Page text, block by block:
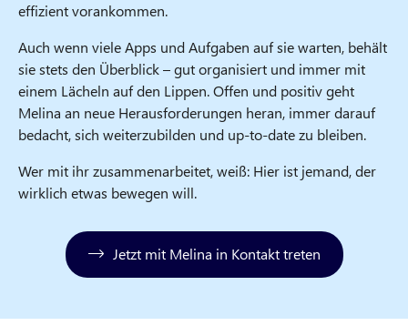
effizient vorankommen.
Auch wenn viele Apps und Aufgaben auf sie warten, behält
sie stets den Überblick – gut organisiert und immer mit
einem Lächeln auf den Lippen. Offen und positiv geht
Melina an neue Herausforderungen heran, immer darauf
bedacht, sich weiterzubilden und up-to-date zu bleiben.
Wer mit ihr zusammenarbeitet, weiß: Hier ist jemand, der
wirklich etwas bewegen will.
Jetzt mit Melina in Kontakt treten